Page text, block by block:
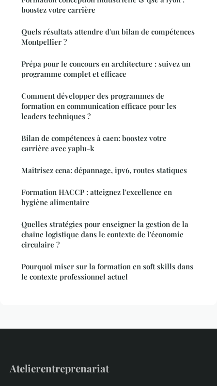
boostez votre carrière
Quels résultats attendre d'un bilan de compétences
Montpellier ?
Prépa pour le concours en architecture : suivez un
programme complet et efficace
Comment développer des programmes de
formation en communication efficace pour les
leaders techniques ?
Bilan de compétences à caen: boostez votre
carrière avec yaplu-k
Maîtrisez ccna: dépannage, ipv6, routes statiques
Formation HACCP : atteignez l'excellence en
hygiène alimentaire
Quelles stratégies pour enseigner la gestion de la
chaîne logistique dans le contexte de l'économie
circulaire ?
Pourquoi miser sur la formation en soft skills dans
le contexte professionnel actuel
Atelierentreprenariat